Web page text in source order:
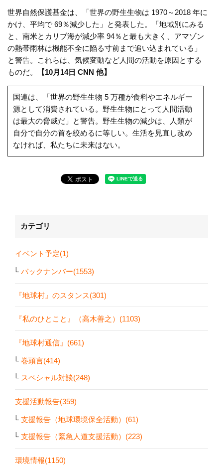
世界自然保護基金は、「世界の野生生物は 1970～2018 年に
かけ、平均で 69％減少した」と発表した。「地域別にみる
と、南米とカリブ海が減少率 94％と最も大きく、アマゾン
の熱帯雨林は機能不全に陥る寸前まで追い込まれている」
と警告。これらは、気候変動など人間の活動を原因とする
ものだ。
【10月14日 CNN 他】
国連は、「世界の野生生物 5 万種が食料やエネルギー
源として消費されている。野生生物にとって人間活動
は最大の脅威だ」と警告。野生生物の減少は、人類が
自分で自分の首を絞めるに等しい。生活を見直し改め
なければ、私たちに未来はない。
カテゴリ
イベント予定(1)
バックナンバー(1553)
『地球村』のスタンス(301)
『私のひとこと』（高木善之）(1103)
『地球村通信』(661)
巻頭言(414)
スペシャル対談(248)
支援活動報告(359)
支援報告（地球環境保全活動）(61)
支援報告（緊急人道支援活動）(223)
環境情報(1150)